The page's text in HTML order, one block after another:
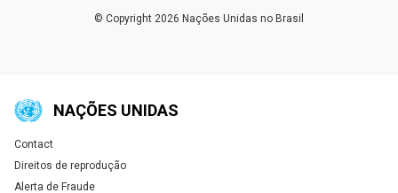
© Copyright 2026 Nações Unidas no Brasil
NAÇÕES UNIDAS
Global U.N. menu
Contact
Direitos de reprodução
Alerta de Fraude